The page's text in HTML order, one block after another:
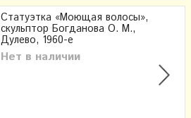
Статуэтка «Моющая волосы»,
скульптор Богданова О. М.,
Дулево, 1960-е
Нет в наличии